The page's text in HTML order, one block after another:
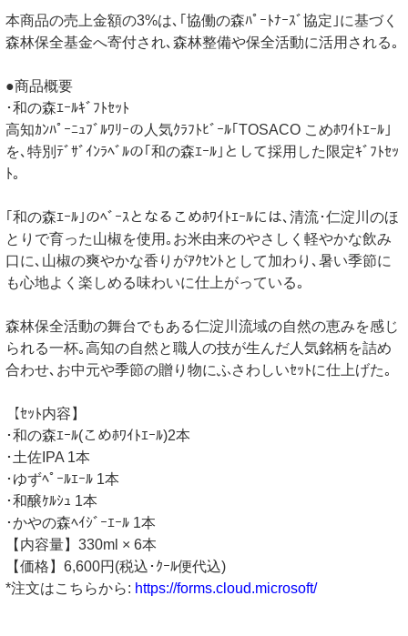
本商品の売上金額の3%は､｢協働の森ﾊﾟｰﾄﾅｰｽﾞ協定｣に基づく
森林保全基金へ寄付され､森林整備や保全活動に活用される｡
●商品概要
･和の森ｴｰﾙｷﾞﾌﾄｾｯﾄ
高知ｶﾝﾊﾟｰﾆｭﾌﾞﾙﾜﾘｰの人気ｸﾗﾌﾄﾋﾞｰﾙ｢TOSACO こめﾎﾜｲﾄｴｰﾙ｣
を､特別ﾃﾞｻﾞｲﾝﾗﾍﾞﾙの｢和の森ｴｰﾙ｣として採用した限定ｷﾞﾌﾄｾｯ
ﾄ｡
｢和の森ｴｰﾙ｣のﾍﾞｰｽとなるこめﾎﾜｲﾄｴｰﾙには､清流･仁淀川のほ
とりで育った山椒を使用｡お米由来のやさしく軽やかな飲み
口に､山椒の爽やかな香りがｱｸｾﾝﾄとして加わり､暑い季節に
も心地よく楽しめる味わいに仕上がっている｡
森林保全活動の舞台でもある仁淀川流域の自然の恵みを感じ
られる一杯｡高知の自然と職人の技が生んだ人気銘柄を詰め
合わせ､お中元や季節の贈り物にふさわしいｾｯﾄに仕上げた｡
【ｾｯﾄ内容】
･和の森ｴｰﾙ(こめﾎﾜｲﾄｴｰﾙ)2本
･土佐IPA 1本
･ゆずﾍﾟｰﾙｴｰﾙ 1本
･和醸ｹﾙｼｭ 1本
･かやの森ﾍｲｼﾞｰｴｰﾙ 1本
【内容量】330ml × 6本
【価格】6,600円(税込･ｸｰﾙ便代込)
*注文はこちらから: https://forms.cloud.microsoft/